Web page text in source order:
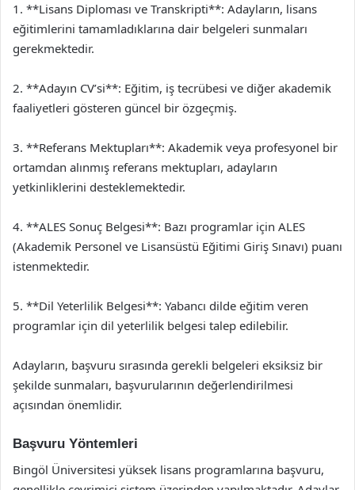
1. **Lisans Diploması ve Transkripti**: Adayların, lisans
eğitimlerini tamamladıklarına dair belgeleri sunmaları
gerekmektedir.
2. **Adayın CV’si**: Eğitim, iş tecrübesi ve diğer akademik
faaliyetleri gösteren güncel bir özgeçmiş.
3. **Referans Mektupları**: Akademik veya profesyonel bir
ortamdan alınmış referans mektupları, adayların
yetkinliklerini desteklemektedir.
4. **ALES Sonuç Belgesi**: Bazı programlar için ALES
(Akademik Personel ve Lisansüstü Eğitimi Giriş Sınavı) puanı
istenmektedir.
5. **Dil Yeterlilik Belgesi**: Yabancı dilde eğitim veren
programlar için dil yeterlilik belgesi talep edilebilir.
Adayların, başvuru sırasında gerekli belgeleri eksiksiz bir
şekilde sunmaları, başvurularının değerlendirilmesi
açısından önemlidir.
Başvuru Yöntemleri
Bingöl Üniversitesi yüksek lisans programlarına başvuru,